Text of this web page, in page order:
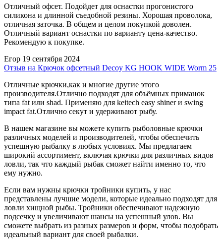
Отличный офсет. Подойдет для оснастки прогонистого
силикона и длинной съедобной резины. Хорошая проволока,
отличная заточка. В общем и целом покупкой доволен.
Отличный вариант оснастки по варианту цена-качество.
Рекомендую к покупке.
Егор 19 сентября 2024
Отзыв на Крючок офсетный Decoy KG HOOK WIDE Worm 25
Отличные крючки,как и многие другие этого
производителя.Отлично подходят для объёмных приманок
типа fat или shad. Применяю для keitech easy shiner и swing
impact fat.Отлично секут и удерживают рыбу.
В нашем магазине вы можете купить рыболовные крючки
различных моделей и производителей, чтобы обеспечить
успешную рыбалку в любых условиях. Мы предлагаем
широкий ассортимент, включая крючки для различных видов
ловли, так что каждый рыбак сможет найти именно то, что
ему нужно.
Если вам нужны крючки тройники купить, у нас
представлены лучшие модели, которые идеально подходят для
ловли хищной рыбы. Тройники обеспечивают надежную
подсечку и увеличивают шансы на успешный улов. Вы
сможете выбрать из разных размеров и форм, чтобы подобрать
идеальный вариант для своей рыбалки.